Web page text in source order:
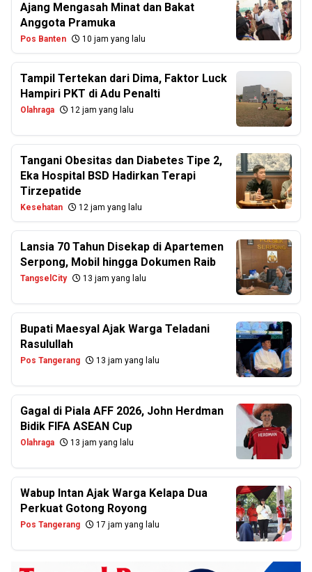
Ajang Mengasah Minat dan Bakat
Anggota Pramuka
Pos Banten 10 jam yang lalu
Tampil Tertekan dari Dima, Faktor Luck
Hampiri PKT di Adu Penalti
Olahraga 12 jam yang lalu
Tangani Obesitas dan Diabetes Tipe 2,
Eka Hospital BSD Hadirkan Terapi
Tirzepatide
Kesehatan 12 jam yang lalu
Lansia 70 Tahun Disekap di Apartemen
Serpong, Mobil hingga Dokumen Raib
TangselCity 13 jam yang lalu
Bupati Maesyal Ajak Warga Teladani
Rasulullah
Pos Tangerang 13 jam yang lalu
Gagal di Piala AFF 2026, John Herdman
Bidik FIFA ASEAN Cup
Olahraga 13 jam yang lalu
Wabup Intan Ajak Warga Kelapa Dua
Perkuat Gotong Royong
Pos Tangerang 17 jam yang lalu